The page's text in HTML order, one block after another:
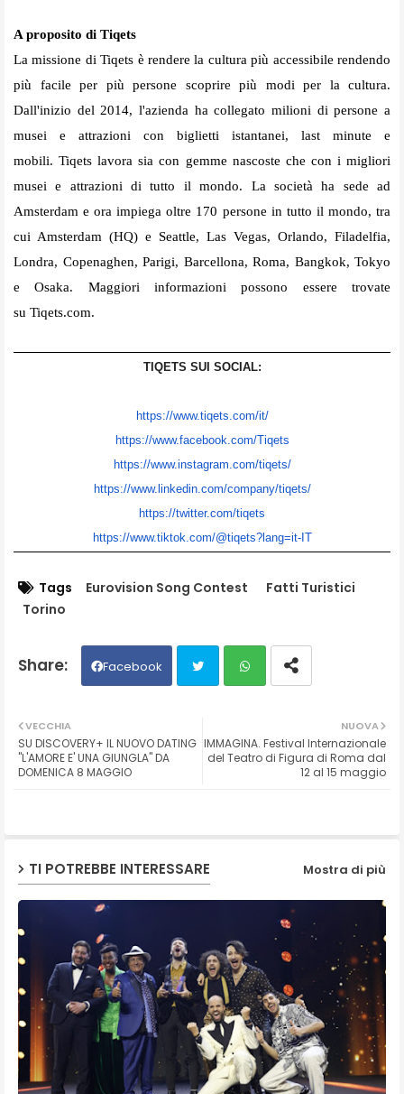
A proposito di Tiqets
La missione di Tiqets è rendere la cultura più accessibile rendendo
più facile per più persone scoprire più modi per la cultura.
Dall'inizio del 2014, l'azienda ha collegato milioni di persone a
musei e attrazioni con biglietti istantanei, last minute e
mobili. Tiqets lavora sia con gemme nascoste che con i migliori
musei e attrazioni di tutto il mondo. La società ha sede ad
Amsterdam e ora impiega oltre 170 persone in tutto il mondo, tra
cui Amsterdam (HQ) e Seattle, Las Vegas, Orlando, Filadelfia,
Londra, Copenaghen, Parigi, Barcellona, Roma, Bangkok, Tokyo
e Osaka. Maggiori informazioni possono essere trovate
su Tiqets.com.
TIQETS SUI SOCIAL:
https://www.tiqets.com/it/
https://www.facebook.com/Tiqets
https://www.instagram.com/tiqets/
https://www.linkedin.com/company/tiqets/
https://twitter.com/tiqets
https://www.tiktok.com/@tiqets?lang=it-IT
Tags Eurovision Song Contest
Fatti Turistici
Torino
Facebook
ter ats
NUOVA
IMMAGINA. Festival Internazionale
del Teatro di Figura di Roma dal
12 al 15 maggio
VECCHIA
SU DISCOVERY+ IL NUOVO DATING
"L'AMORE E' UNA GIUNGLA" DA
DOMENICA 8 MAGGIO
TI POTREBBE INTERESSARE Mostra di più